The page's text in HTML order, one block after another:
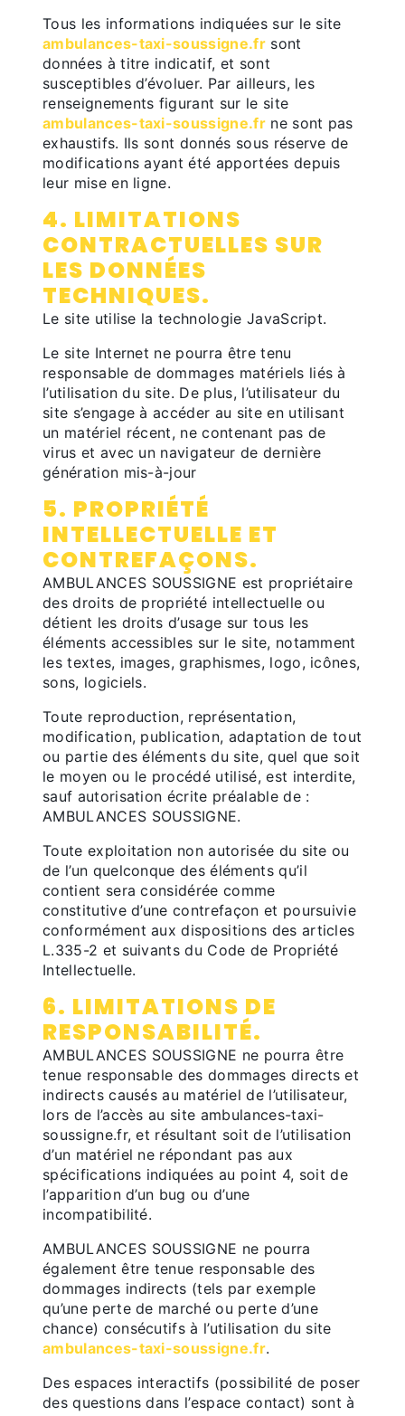
Tous les informations indiquées sur le site
ambulances-taxi-soussigne.frsont
données à titre indicatif, et sont
susceptibles d’évoluer. Par ailleurs, les
renseignements figurant sur le site
ambulances-taxi-soussigne.frne sont pas
exhaustifs. Ils sont donnés sous réserve de
modifications ayant été apportées depuis
leur mise en ligne.
4. LIMITATIONS
CONTRACTUELLES SUR
LES DONNÉES
TECHNIQUES.
Le site utilise la technologie JavaScript.
Le site Internet ne pourra être tenu
responsable de dommages matériels liés à
l’utilisation du site. De plus, l’utilisateur du
site s’engage à accéder au site en utilisant
un matériel récent, ne contenant pas de
virus et avec un navigateur de dernière
génération mis-à-jour
5. PROPRIÉTÉ
INTELLECTUELLE ET
CONTREFAÇONS.
AMBULANCES SOUSSIGNE est propriétaire
des droits de propriété intellectuelle ou
détient les droits d’usage sur tous les
éléments accessibles sur le site, notamment
les textes, images, graphismes, logo, icônes,
sons, logiciels.
Toute reproduction, représentation,
modification, publication, adaptation de tout
ou partie des éléments du site, quel que soit
le moyen ou le procédé utilisé, est interdite,
sauf autorisation écrite préalable de :
AMBULANCES SOUSSIGNE.
Toute exploitation non autorisée du site ou
de l’un quelconque des éléments qu’il
contient sera considérée comme
constitutive d’une contrefaçon et poursuivie
conformément aux dispositions des articles
L.335-2 et suivants du Code de Propriété
Intellectuelle.
6. LIMITATIONS DE
RESPONSABILITÉ.
AMBULANCES SOUSSIGNE ne pourra être
tenue responsable des dommages directs et
indirects causés au matériel de l’utilisateur,
lors de l’accès au site ambulances-taxi-
soussigne.fr, et résultant soit de l’utilisation
d’un matériel ne répondant pas aux
spécifications indiquées au point 4, soit de
l’apparition d’un bug ou d’une
incompatibilité.
AMBULANCES SOUSSIGNE ne pourra
également être tenue responsable des
dommages indirects (tels par exemple
qu’une perte de marché ou perte d’une
chance) consécutifs à l’utilisation du site
ambulances-taxi-soussigne.fr.
Des espaces interactifs (possibilité de poser
des questions dans l’espace contact) sont à